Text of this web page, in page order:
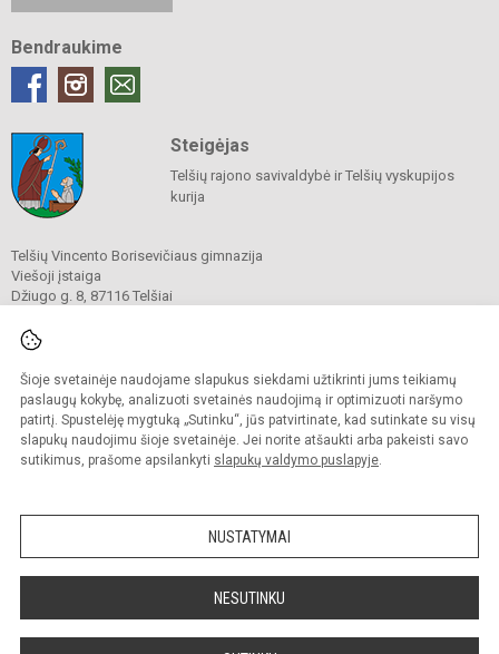
Šioje svetainėje naudojame slapukus siekdami užtikrinti jums teikiamų
paslaugų kokybę, analizuoti svetainės naudojimą ir optimizuoti naršymo
patirtį. Spustelėję mygtuką „Sutinku“, jūs patvirtinate, kad sutinkate su visų
slapukų naudojimu šioje svetainėje. Jei norite atšaukti arba pakeisti savo
sutikimus, prašome apsilankyti slapukų valdymo puslapyje.
NUSTATYMAI
NESUTINKU
Bendraukime
Steigėjas
Telšių rajono savivaldybė ir Telšių vyskupijos
kurija
Telšių Vincento Borisevičiaus gimnazija
Viešoji įstaiga
Džiugo g. 8, 87116 Telšiai
El. p.
Duomenys kaupiami ir saugomi
Juridinių asmenų registre
Įmonės kodas 190556414
Kopijuoti turinį be raštiško gimnazijos sutikimo griežtai draudžiama.
Prieinamumo paraiška Slapukų politika
Sumanus būdas atnaujinti